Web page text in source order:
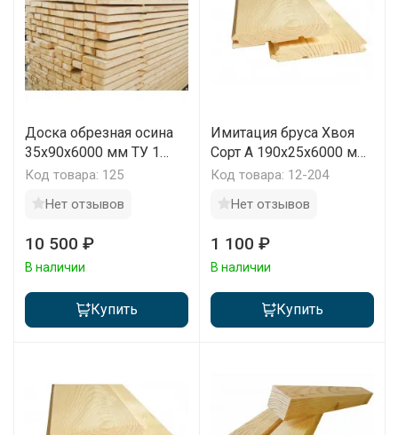
Доска обрезная осина
35х90х6000 мм ТУ 1
сорт 1 м3
Код товара: 125
Нет отзывов
10 500 ₽
В наличии
Купить
Имитация бруса Хвоя
Сорт А 190х25х6000 мм
1 м2
Код товара: 12-204
Нет отзывов
1 100 ₽
В наличии
Купить